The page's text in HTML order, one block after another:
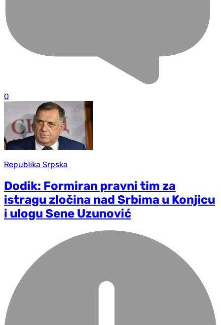
0
Republika Srpska
Dodik: Formiran pravni tim za
istragu zločina nad Srbima u Konjicu
i ulogu Sene Uzunović